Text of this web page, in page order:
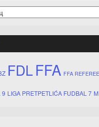
FDLFFA FFA
9 LIGA PRETPETLIĆA FUDBAL 7